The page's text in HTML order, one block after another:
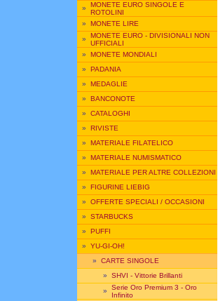
» MONETE EURO SINGOLE E
ROTOLINI
» MONETE LIRE
» MONETE EURO - DIVISIONALI NON
UFFICIALI
» MONETE MONDIALI
» PADANIA
» MEDAGLIE
» BANCONOTE
» CATALOGHI
» RIVISTE
» MATERIALE FILATELICO
» MATERIALE NUMISMATICO
» MATERIALE PER ALTRE COLLEZIONI
» FIGURINE LIEBIG
» OFFERTE SPECIALI / OCCASIONI
» STARBUCKS
» PUFFI
» YU-GI-OH!
» CARTE SINGOLE
» SHVI - Vittorie Brillanti
» Serie Oro Premium 3 - Oro
Infinito